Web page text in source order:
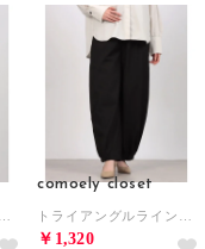
comoely closet
￥1,320